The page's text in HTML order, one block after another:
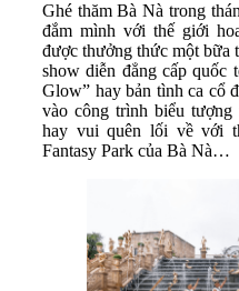
Ghé thăm Bà Nà trong
đắm mình với thế giới
được thưởng thức một bữa
show diễn đẳng cấp quốc
Glow” hay bản tình ca cổ
vào công trình biểu
hay vui quên lối về với
Fantasy Park của Bà Nà…